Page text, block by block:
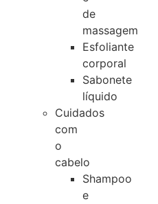
de
massagem
Esfoliante
corporal
Sabonete
líquido
Cuidados
com
o
cabelo
Shampoo
e